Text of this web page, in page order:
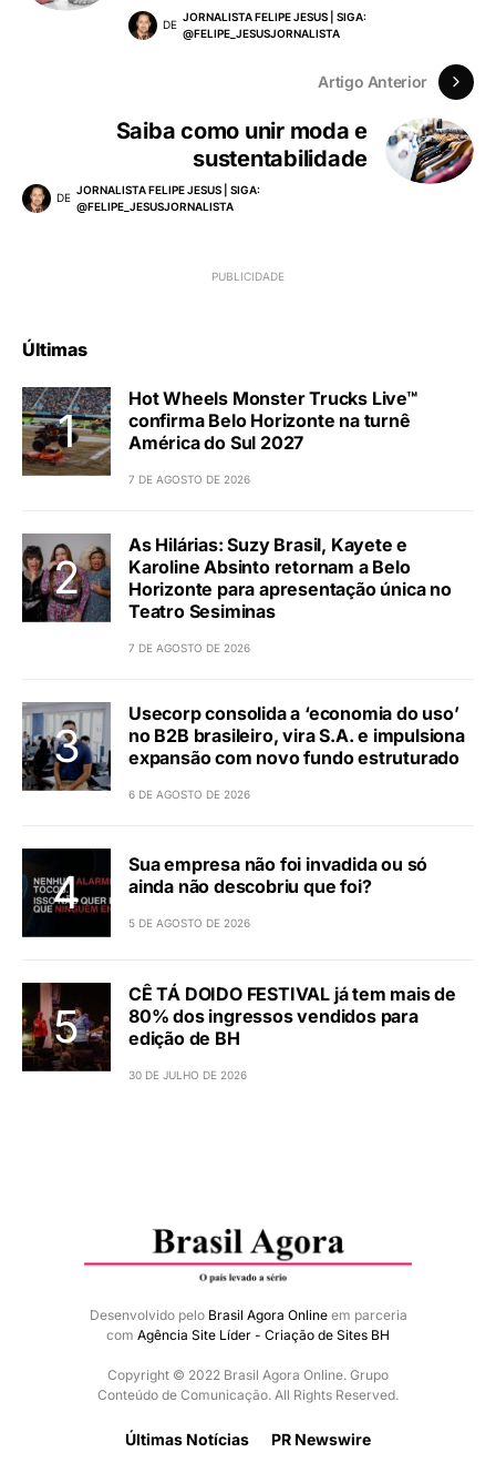
DE
JORNALISTA FELIPE JESUS | SIGA:
@FELIPE_JESUSJORNALISTA
Artigo Anterior
Saiba como unir moda e
sustentabilidade
DE
JORNALISTA FELIPE JESUS | SIGA:
@FELIPE_JESUSJORNALISTA
Últimas
Hot Wheels Monster Trucks Live™
confirma Belo Horizonte na turnê
América do Sul 2027
7 DE AGOSTO DE 2026
As Hilárias: Suzy Brasil, Kayete e
Karoline Absinto retornam a Belo
Horizonte para apresentação única no
Teatro Sesiminas
7 DE AGOSTO DE 2026
Usecorp consolida a ‘economia do uso’
no B2B brasileiro, vira S.A. e impulsiona
expansão com novo fundo estruturado
6 DE AGOSTO DE 2026
Sua empresa não foi invadida ou só
ainda não descobriu que foi?
5 DE AGOSTO DE 2026
CÊ TÁ DOIDO FESTIVAL já tem mais de
80% dos ingressos vendidos para
edição de BH
30 DE JULHO DE 2026
Desenvolvido pelo Brasil Agora Onlineem parceria
com Agência Site Líder - Criação de Sites BH
Copyright © 2022 Brasil Agora Online. Grupo
Conteúdo de Comunicação. All Rights Reserved.
Últimas Notícias PR Newswire